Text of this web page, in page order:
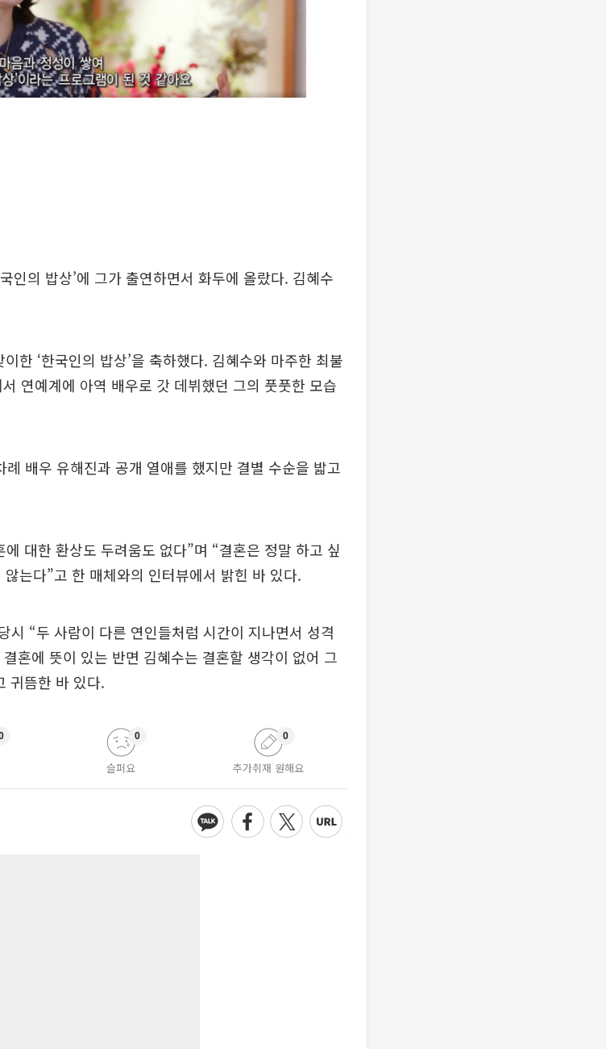
인의 밥상’에 그가 출연하면서 화두에 올랐다. 김혜수
한 ‘한국인의 밥상’을 축하했다. 김혜수와 마주한 최불
연예계에 아역 배우로 갓 데뷔했던 그의 풋풋한 모습
배우 유해진과 공개 열애를 했지만 결별 수순을 밟고
대한 환상도 두려움도 없다”며 “결혼은 정말 하고 싶
는다”고 한 매체와의 인터뷰에서 밝힌 바 있다.
시 “두 사람이 다른 연인들처럼 시간이 지나면서 성격
혼에 뜻이 있는 반면 김혜수는 결혼할 생각이 없어 그
귀뜸한 바 있다.
슬퍼요
0
추가취재 원해요
0